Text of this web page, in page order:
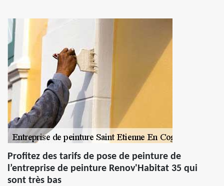
Profitez des tarifs de pose de peinture de
l’entreprise de peinture Renov'Habitat 35 qui
sont très bas